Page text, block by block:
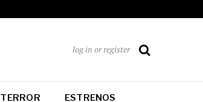
log in or register
TERROR ESTRENOS